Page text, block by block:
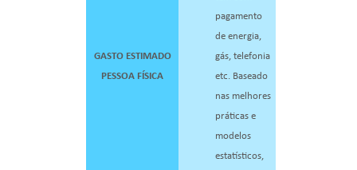
GASTO ESTIMADO
PESSOA FÍSICA
pagamento
de energia,
gás, telefonia
etc. Baseado
nas melhores
práticas e
modelos
estatísticos,